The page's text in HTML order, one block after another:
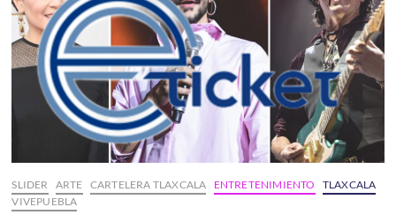
Guía
completa
de
registro
y
costos
SLIDER ARTE CARTELERA TLAXCALA ENTRETENIMIENTO
TLAXCALA
VIVEPUEBLA